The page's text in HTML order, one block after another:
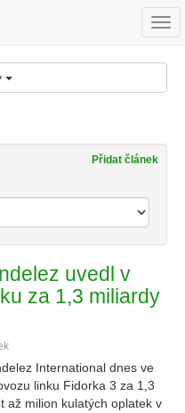
Přidat článek
uvedl v
za 1,3 miliardy
International dnes ve
linku Fidorka 3 za 1,3
až milion kulatých oplatek v